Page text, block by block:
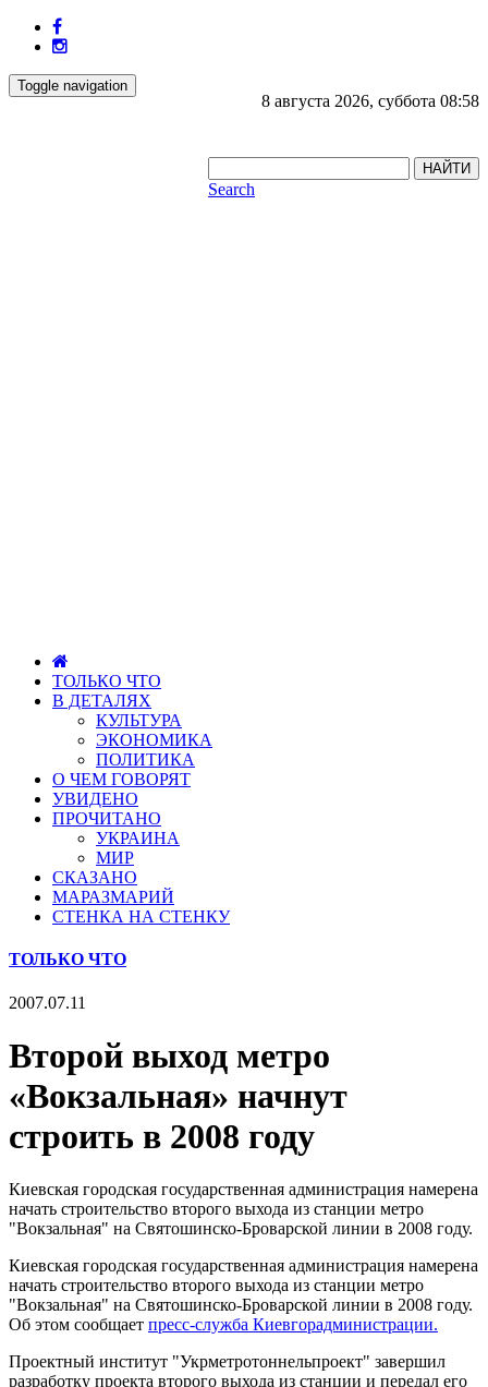
8 августа 2026, суббота 08:58
Toggle navigation
НАЙТИ
Search
ТОЛЬКО ЧТО
В ДЕТАЛЯХ
КУЛЬТУРА
ЭКОНОМИКА
ПОЛИТИКА
О ЧЕМ ГОВОРЯТ
УВИДЕНО
ПРОЧИТАНО
УКРАИНА
МИР
СКАЗАНО
МАРАЗМАРИЙ
СТЕНКА НА СТЕНКУ
ТОЛЬКО ЧТО
2007.07.11
Второй выход метро
«Вокзальная» начнут
строить в 2008 году
Киевская городская государственная администрация намерена
начать строительство второго выхода из станции метро
"Вокзальная" на Святошинско-Броварской линии в 2008 году.
Киевская городская государственная администрация намерена
начать строительство второго выхода из станции метро
"Вокзальная" на Святошинско-Броварской линии в 2008 году.
Об этом сообщает пресс-служба Киевгорадминистрации.
Проектный институт "Укрметротоннельпроект" завершил
разработку проекта второго выхода из станции и передал его